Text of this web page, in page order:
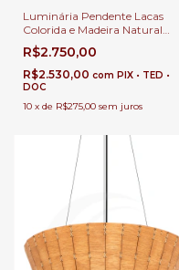
Luminária Pendente Lacas
Colorida e Madeira Natural
Redondo Ø50cm e Ø70cm
Lâmpada E-27 Para Sala de
Jantar e Estar | Linha Carimbó
R$2.750,00
R$2.530,00 com PIX • TED •
DOC
10 x de R$275,00 sem juros